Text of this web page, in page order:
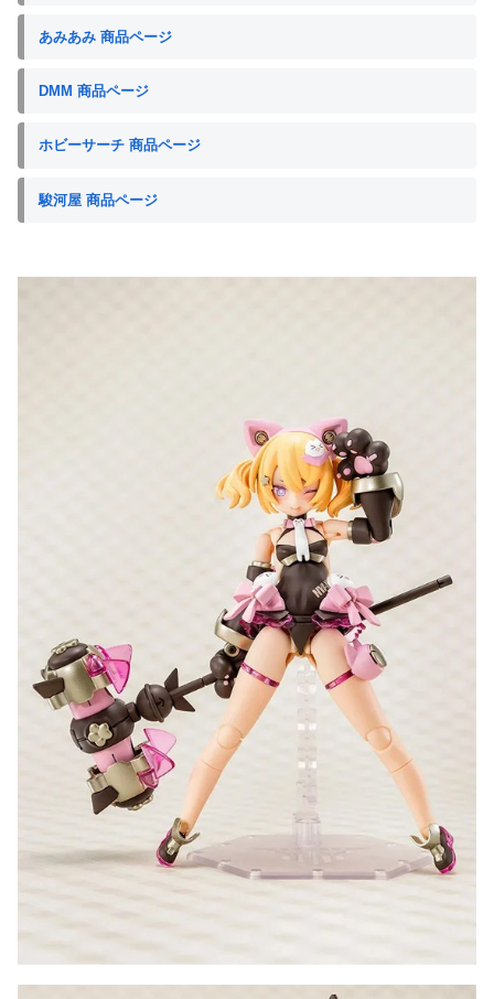
あみあみ 商品ページ
DMM 商品ページ
ホビーサーチ 商品ページ
駿河屋 商品ページ